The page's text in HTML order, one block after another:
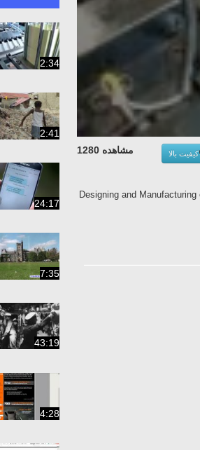
مشاهده 1280
کیفیت بالا
Designing and
2:34
2:41
24:17
7:35
43:19
4:28